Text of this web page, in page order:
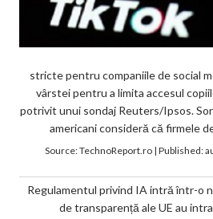
stricte pentru companiile de social
vârstei pentru a limita accesul
potrivit unui sondaj Reuters/Ipsos.
americani consideră că firmele
Source:TechnoReport.ro | Published:
Regulamentul privind IA intră într-o
de transparență ale UE au